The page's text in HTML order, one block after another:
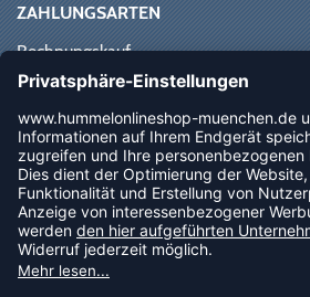
ZAHLUNGSARTEN
Rechnungskauf
Paypal
Vorkasse
Sofortüberweisung
NEWSLETTER